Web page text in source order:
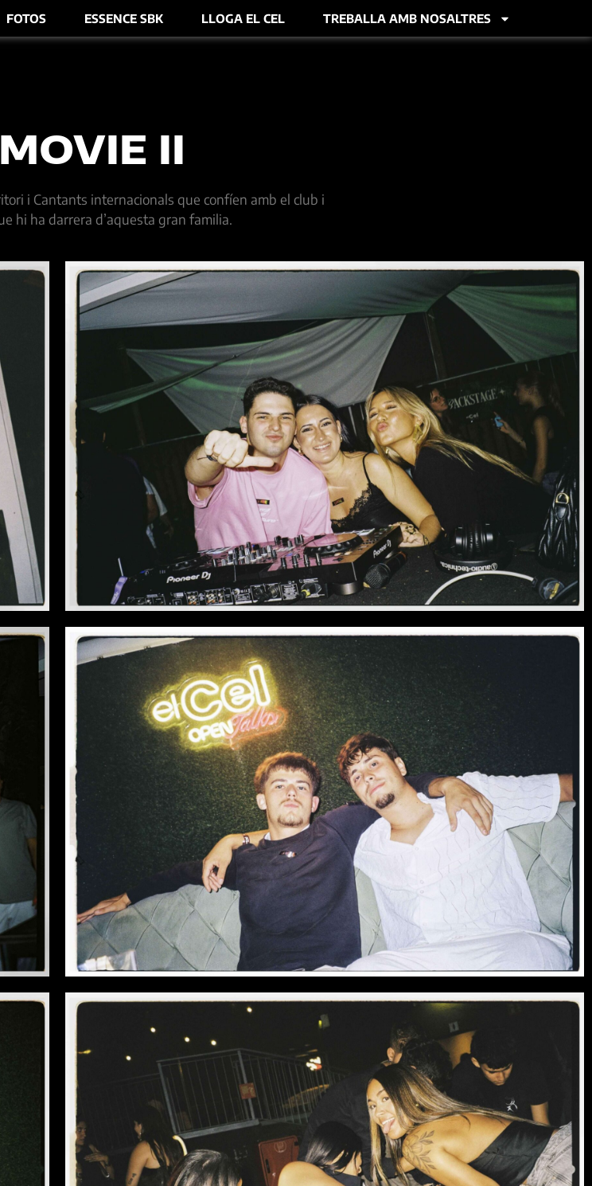
FOTOS ESSENCE SBK LLOGA EL CEL TREBALLA AMB NOSALTRES
II
i Cantants internacionals que confíen amb el club i
hi ha darrera d’aquesta gran familia.